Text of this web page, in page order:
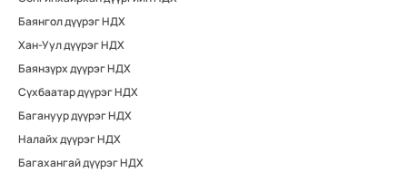
Баянгол дүүрэг НДХ
Хан-Уул дүүрэг НДХ
Баянзүрх дүүрэг НДХ
Сүхбаатар дүүрэг НДХ
Багануур дүүрэг НДХ
Налайх дүүрэг НДХ
Багахангай дүүрэг НДХ